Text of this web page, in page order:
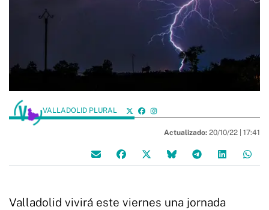
VALLADOLID PLURAL
Actualizado: 20/10/22 | 17:41
Valladolid vivirá este viernes una jornada